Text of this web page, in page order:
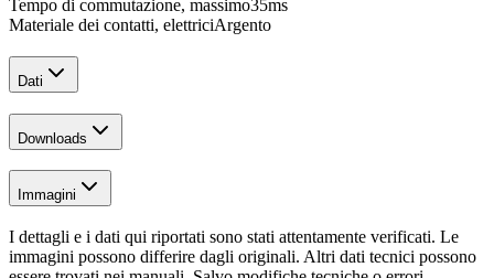
Tempo di commutazione, massimo35ms
Materiale dei contatti, elettriciArgento
Dati
Downloads
Immagini
I dettagli e i dati qui riportati sono stati attentamente verificati. Le
immagini possono differire dagli originali. Altri dati tecnici possono